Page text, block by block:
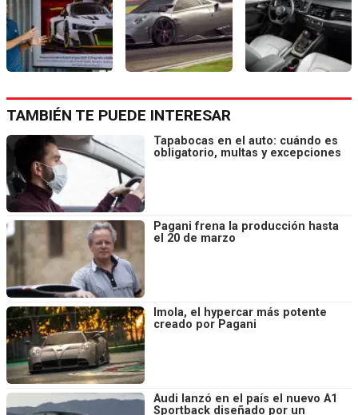
TAMBIÉN TE PUEDE INTERESAR
Tapabocas en el auto: cuándo es
obligatorio, multas y excepciones
Pagani frena la producción hasta
el 20 de marzo
Imola, el hypercar más potente
creado por Pagani
Audi lanzó en el país el nuevo A1
Sportback diseñado por un